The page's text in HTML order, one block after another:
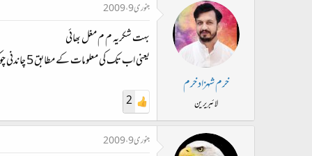
خرم شہزاد خرم
لائبریرین
جنوری 9، 2009
بہت شکریہ م م مغل بھائی
یعنی اب تک کی معلومات کے مطابق 5 چاندنی چوک ہیں
2
جنوری 9، 2009